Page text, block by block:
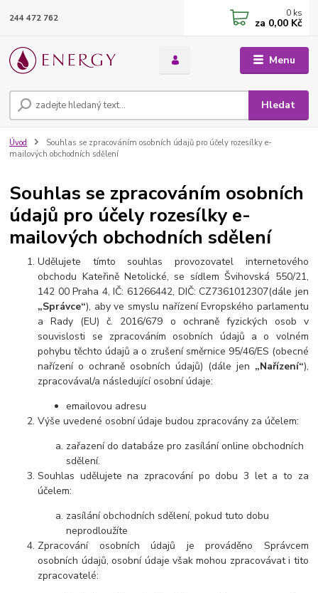
Menu
Hledat
244 472 762 0 ks
za 0,00 Kč
Úvod
Souhlas se zpracováním osobních údajů pro účely rozesílky e-
mailových obchodních sdělení
Souhlas se zpracováním osobních
údajů pro účely rozesílky e-
mailových obchodních sdělení
Udělujete tímto souhlas provozovatel internetového
obchodu Kateřině Netolické, se sídlem Švihovská 550/21,
142 00 Praha 4, IČ: 61266442, DIČ: CZ7361012307(dále jen
„Správce“), aby ve smyslu nařízení Evropského parlamentu
a Rady (EU) č. 2016/679 o ochraně fyzických osob v
souvislosti se zpracováním osobních údajů a o volném
pohybu těchto údajů a o zrušení směrnice 95/46/ES (obecné
nařízení o ochraně osobních údajů) (dále jen „Nařízení“),
zpracovával/a následující osobní údaje:
emailovou adresu
Výše uvedené osobní údaje budou zpracovány za účelem:
zařazení do databáze pro zasílání online obchodních
sdělení.
Souhlas udělujete na zpracování po dobu3 let a to za
účelem:
zasílání obchodních sdělení, pokud tuto dobu
neprodloužíte
Zpracování osobních údajů je prováděno Správcem
osobních údajů, osobní údaje však mohou zpracovávat i tito
zpracovatelé: